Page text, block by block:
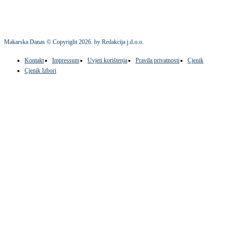
Makarska Danas © Copyright2026. by Redakcija j.d.o.o.
Kontakt Impressum Uvjeti korištenja Pravila privatnosti
Cjenik
Cjenik Izbori